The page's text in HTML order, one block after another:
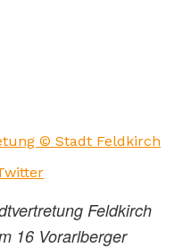
© Stadt Feldkirch
Feldkirch
16 Vorarlberger